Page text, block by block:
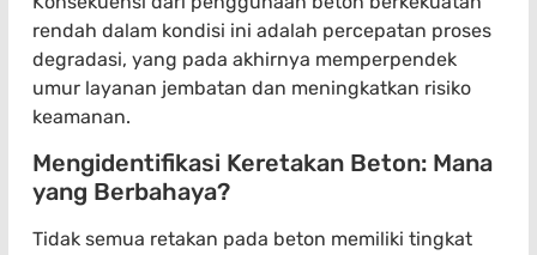
rendah dalam kondisi ini adalah percepatan proses
degradasi, yang pada akhirnya memperpendek
umur layanan jembatan dan meningkatkan risiko
keamanan.
Mengidentifikasi Keretakan Beton: Mana
yang Berbahaya?
Tidak semua retakan pada beton memiliki tingkat